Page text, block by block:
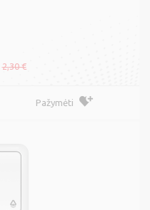
2,30 €
Pažymėti